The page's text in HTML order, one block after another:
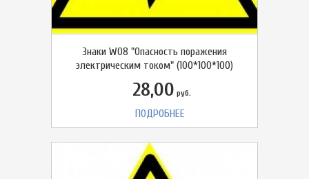
Знаки W08 "Опасность поражения
электрическим током" (100*100*100)
28,00 руб.
ПОДРОБНЕЕ